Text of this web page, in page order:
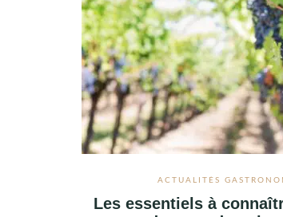
ACTUALITÉS
Les essentiels à